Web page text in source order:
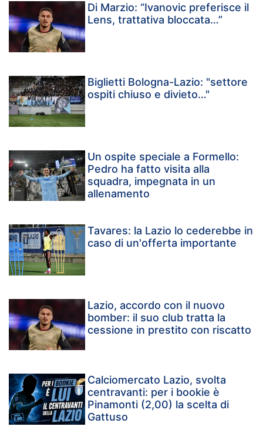
Di Marzio: “Ivanovic preferisce il
Lens, trattativa bloccata…”
Biglietti Bologna-Lazio: "settore
ospiti chiuso e divieto…"
Un ospite speciale a Formello:
Pedro ha fatto visita alla
squadra, impegnata in un
allenamento
Tavares: la Lazio lo cederebbe in
caso di un'offerta importante
Lazio, accordo con il nuovo
bomber: il suo club tratta la
cessione in prestito con riscatto
Calciomercato Lazio, svolta
centravanti: per i bookie è
Pinamonti (2,00) la scelta di
Gattuso